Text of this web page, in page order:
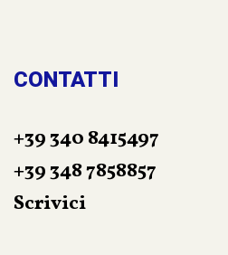
CONTATTI
+39 340 8415497
+39 348 7858857
Scrivici